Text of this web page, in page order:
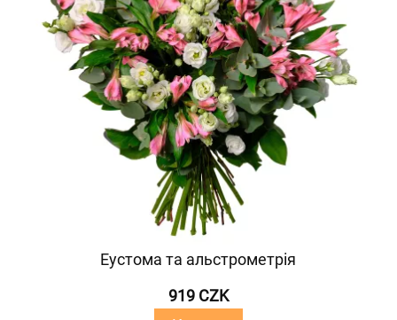
Еустома та альстрометрія
919 CZK